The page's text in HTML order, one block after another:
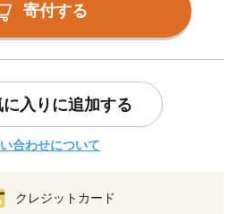
寄付する
に入りに追加する
合わせについて
クレジットカード